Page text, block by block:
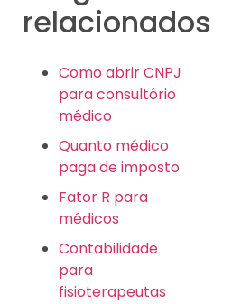
relacionados
Como abrir CNPJ
para consultório
médico
Quanto médico
paga de imposto
Fator R para
médicos
Contabilidade
para
fisioterapeutas